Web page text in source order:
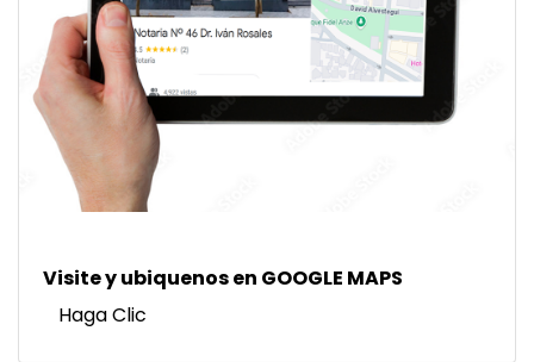
Visite y ubiquenos en GOOGLE MAPS
Haga Clic